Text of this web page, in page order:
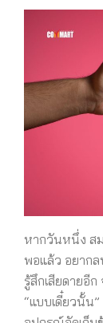
หากวันหนึ่ง สม
พอแล้ว อยาก
รู้สึกเสียดายอี
“แบบเดี๋ยวนั้น